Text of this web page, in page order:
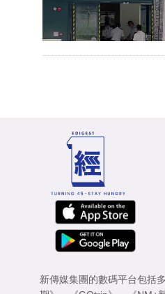
新傳媒集團的數碼平台包括